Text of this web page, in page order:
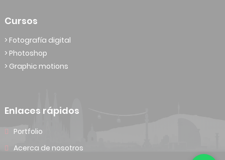
Cursos
> Fotografía digital
> Photoshop
> Graphic motions
Enlaces rápidos
Portfolio
Acerca de nosotros